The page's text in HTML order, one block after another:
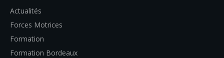
Actualités
Forces Motrices
Formation
Formation Bordeaux